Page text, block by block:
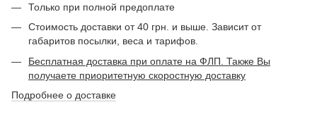
Только при полной предоплате
Стоимость доставки от 40 грн. и выше. Зависит от
габаритов посылки, веса и тарифов.
Бесплатная доставка при оплате на ФЛП. Также Вы
получаете приоритетную скоростную доставку
Подробнее о доставке